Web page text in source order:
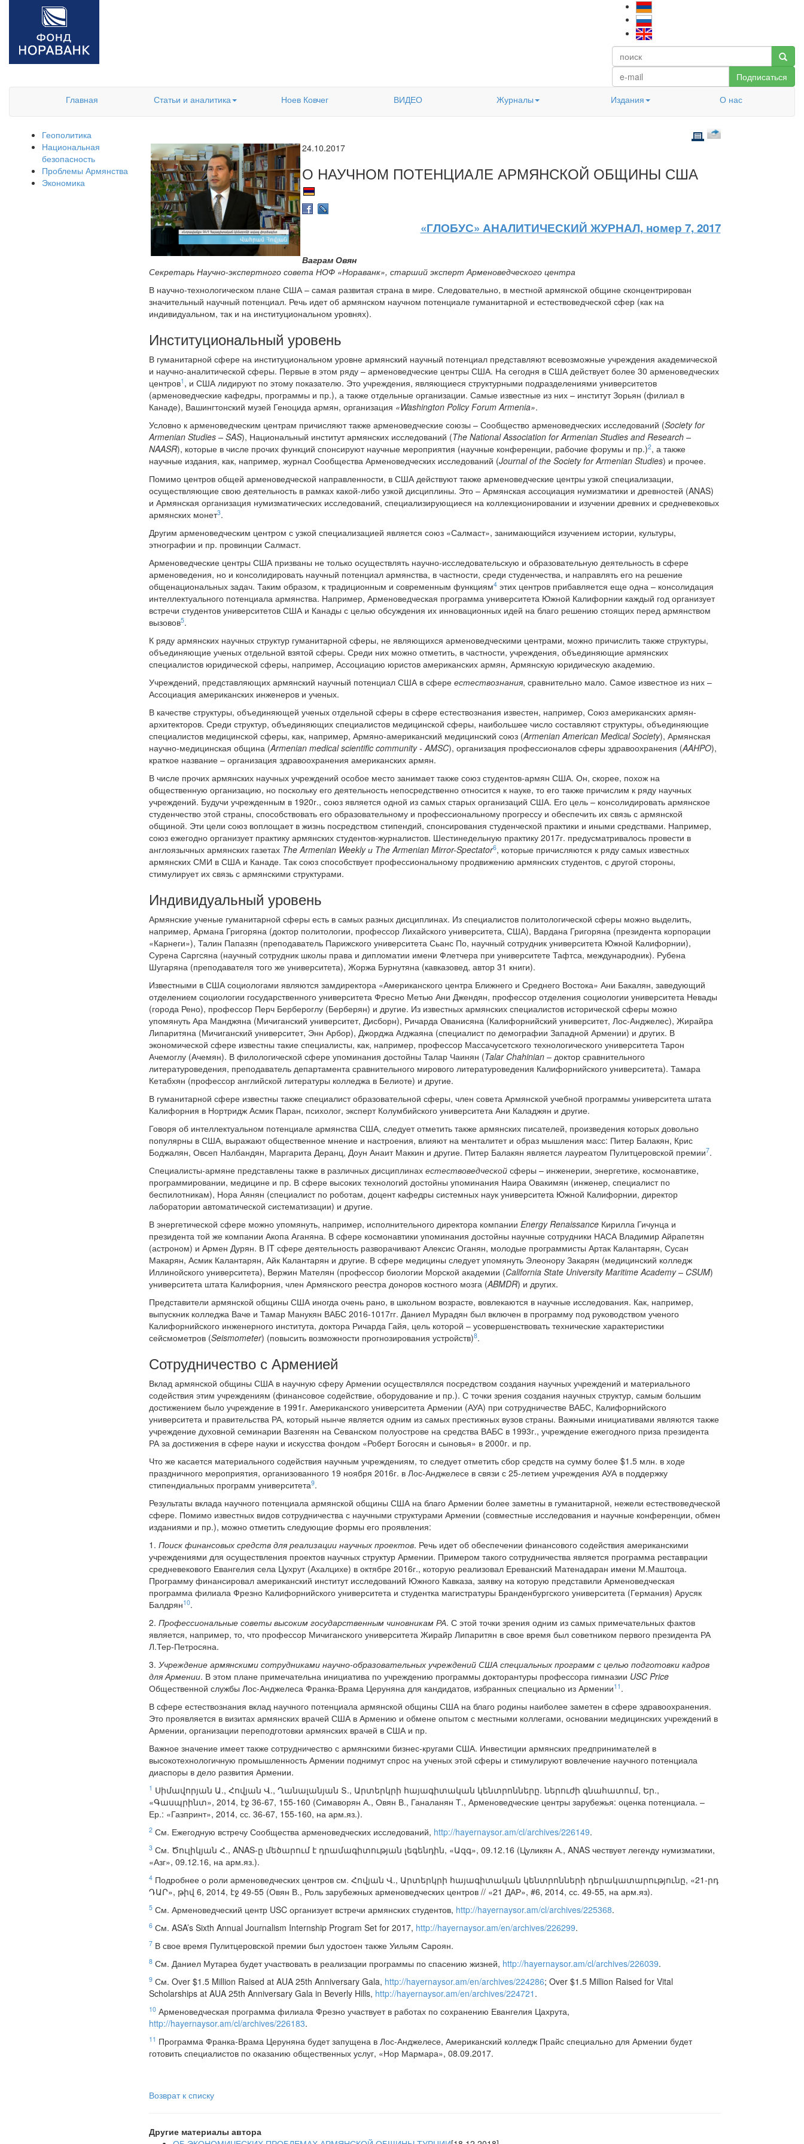
Подписаться
Главная
Статьи и аналитика Ноев Ковчег ВИДЕО Журналы Издания О нас
Геополитика
Национальная
безопасность
Проблемы Армянства
Экономика
24.10.2017
О НАУЧНОМ ПОТЕНЦИАЛЕ АРМЯНСКОЙ ОБЩИНЫ США
«ГЛОБУС» АНАЛИТИЧЕСКИЙ ЖУРНАЛ, номер 7, 2017
Ваграм Овян
Секретарь Научно-экспертного совета НОФ «Нораванк», старший эксперт Арменоведческого центра
В научно-технологическом плане США – самая развитая страна в мире. Следовательно, в местной армянской общине сконцентрирован
значительный научный потенциал. Речь идет об армянском научном потенциале гуманитарной и естествоведческой сфер (как на
индивидуальном, так и на институциональном уровнях).
Институциональный уровень
В гуманитарной сфере на институциональном уровне армянский научный потенциал представляют всевозможные учреждения академической
и научно-аналитической сферы. Первые в этом ряду – арменоведческие центры США. На сегодня в США действует более 30 арменоведческих
центров1 , и США лидируют по этому показателю. Это учреждения, являющиеся структурными подразделениями университетов
(арменоведческие кафедры, программы и пр.), а также отдельные организации. Самые известные из них – институт Зорьян (филиал в
Канаде), Вашингтонский музей Геноцида армян, организация «Washington Policy Forum Armenia».
Условно к арменоведческим центрам причисляют также арменоведческие союзы – Сообщество арменоведческих исследований (Society for
Armenian Studies – SAS), Национальный институт армянских исследований (The National Association for Armenian Studies and Research –
NAASR), которые в числе прочих функций спонсируют научные мероприятия (научные конференции, рабочие форумы и пр.)2, а также
научные издания, как, например, журнал Сообщества Арменоведческих исследований (Journal of the Society for Armenian Studies) и прочее.
Помимо центров общей арменоведческой направленности, в США действуют также арменоведческие центры узкой специализации,
осуществляющие свою деятельность в рамках какой-либо узкой дисциплины. Это – Армянская ассоциация нумизматики и древностей (ANAS)
и Армянская организация нумизматических исследований, специализирующиеся на коллекционировании и изучении древних и средневековых
армянских монет3.
Другим арменоведческим центром с узкой специализацией является союз «Салмаст», занимающийся изучением истории, культуры,
этнографии и пр. провинции Салмаст.
Арменоведческие центры США призваны не только осуществлять научно-исследовательскую и образовательную деятельность в сфере
арменоведения, но и консолидировать научный потенциал армянства, в частности, среди студенчества, и направлять его на решение
общенациональных задач. Таким образом, к традиционным и современным функциям4 этих центров прибавляется еще одна – консолидация
интеллектуального потенциала армянства. Например, Арменоведческая программа университета Южной Калифорнии каждый год организует
встречи студентов университетов США и Канады с целью обсуждения их инновационных идей на благо решению стоящих перед армянством
вызовов5.
К ряду армянских научных структур гуманитарной сферы, не являющихся арменоведческими центрами, можно причислить также структуры,
объединяющие ученых отдельной взятой сферы. Среди них можно отметить, в частности, учреждения, объединяющие армянских
специалистов юридической сферы, например, Ассоциацию юристов американских армян, Армянскую юридическую академию.
Учреждений, представляющих армянский научный потенциал США в сфере естествознания, сравнительно мало. Самое известное из них –
Ассоциация американских инженеров и ученых.
В качестве структуры, объединяющей ученых отдельной сферы в сфере естествознания известен, например, Союз американских армян-
архитекторов. Среди структур, объединяющих специалистов медицинской сферы, наибольшее число составляют структуры, объединяющие
специалистов медицинской сферы, как, например, Армяно-американский медицинский союз (Armenian American Medical Society), Армянская
научно-медицинская община (Armenian medical scientific community - AMSC), организация профессионалов сферы здравоохранения (AAHPO),
краткое название – организация здравоохранения американских армян.
В числе прочих армянских научных учреждений особое место занимает также союз студентов-армян США. Он, скорее, похож на
общественную организацию, но поскольку его деятельность непосредственно относится к науке, то его также причислим к ряду научных
учреждений. Будучи учрежденным в 1920г., союз является одной из самых старых организаций США. Его цель – консолидировать армянское
студенчество этой страны, способствовать его образовательному и профессиональному прогрессу и обеспечить их связь с армянской
общиной. Эти цели союз воплощает в жизнь посредством стипендий, спонсирования студенческой практики и иными средствами. Например,
союз ежегодно организует практику армянских студентов-журналистов. Шестинедельную практику 2017г. предусматривалось провести в
англоязычных армянских газетах The Armenian Weekly и The Armenian Mirror-Spectator6, которые причисляются к ряду самых известных
армянских СМИ в США и Канаде. Так союз способствует профессиональному продвижению армянских студентов, с другой стороны,
стимулирует их связь с армянскими структурами.
Индивидуальный уровень
Армянские ученые гуманитарной сферы есть в самых разных дисциплинах. Из специалистов политологической сферы можно выделить,
например, Армана Григоряна (доктор политологии, профессор Лихайского университета, США), Вардана Григоряна (президента корпорации
«Карнеги»), Талин Папазян (преподаватель Парижского университета Сьанс По, научный сотрудник университета Южной Калифорнии),
Сурена Саргсяна (научный сотрудник школы права и дипломатии имени Флетчера при университете Тафтса, международник). Рубена
Шугаряна (преподавателя того же университета), Жоржа Бурнутяна (кавказовед, автор 31 книги).
Известными в США социологами являются замдиректора «Американского центра Ближнего и Среднего Востока» Ани Бакалян, заведующий
отделением социологии государственного университета Фресно Метью Ани Джендян, профессор отделения социологии университета Невады
(города Рено), профессор Перч Бербероглу (Берберян) и другие. Из известных армянских специалистов исторической сферы можно
упомянуть Ара Манджяна (Мичиганский университет, Дисборн), Ричарда Ованисяна (Калифорнийский университет, Лос-Анджелес), Жирайра
Липаритяна (Мичиганский университет, Энн Арбор), Джорджа Агджаяна (специалист по демографии Западной Армении) и других. В
экономической сфере известны такие специалисты, как, например, профессор Массачусетского технологического университета Тарон
Ачемоглу (Ачемян). В филологической сфере упоминания достойны Талар Чаинян (Talar Chahinian – доктор сравнительного
литературоведения, преподаватель департамента сравнительного мирового литературоведения Калифорнийского университета). Тамара
Кетабхян (профессор английской литературы колледжа в Белиоте) и другие.
В гуманитарной сфере известны также специалист образовательной сферы, член совета Армянской учебной программы университета штата
Калифорния в Нортридж Асмик Паран, психолог, эксперт Колумбийского университета Ани Каладжян и другие.
Говоря об интеллектуальном потенциале армянства США, следует отметить также армянских писателей, произведения которых довольно
популярны в США, выражают общественное мнение и настроения, влияют на менталитет и образ мышления масс: Питер Балакян, Крис
Боджалян, Овсеп Налбандян, Маргарита Деранц, Доун Анаит Маккин и другие. Питер Балакян является лауреатом Пулитцеровской премии7.
Специалисты-армяне представлены также в различных дисциплинах естествоведческой сферы – инженерии, энергетике, космонавтике,
программировании, медицине и пр. В сфере высоких технологий достойны упоминания Наира Овакимян (инженер, специалист по
беспилотникам), Нора Аянян (специалист по роботам, доцент кафедры системных наук университета Южной Калифорнии, директор
лаборатории автоматической систематизации) и другие.
В энергетической сфере можно упомянуть, например, исполнительного директора компании Energy Renaissance Кирилла Гичунца и
президента той же компании Акопа Аганяна. В сфере космонавтики упоминания достойны научные сотрудники НАСА Владимир Айрапетян
(астроном) и Армен Дурян. В IT сфере деятельность разворачивают Алексис Оганян, молодые программисты Артак Калантарян, Сусан
Макарян, Асмик Калантарян, Айк Калантарян и другие. В сфере медицины следует упомянуть Элеонору Закарян (медицинский колледж
Иллинойского университета), Вержин Мателян (профессор биологии Морской академии (California State University Maritime Academy – CSUM)
университета штата Калифорния, член Армянского реестра доноров костного мозга (ABMDR) и других.
Представители армянской общины США иногда очень рано, в школьном возрасте, вовлекаются в научные исследования. Как, например,
выпускник колледжа Ваче и Тамар Манукян ВАБС 2016-1017гг. Даниел Мурадян был включен в программу под руководством ученого
Калифорнийского инженерного института, доктора Ричарда Гайя, цель которой – усовершенствовать технические характеристики
сейсмометров (Seismometer) (повысить возможности прогнозирования устройств)8.
Сотрудничество с Арменией
Вклад армянской общины США в научную сферу Армении осуществлялся посредством создания научных учреждений и материального
содействия этим учреждениям (финансовое содействие, оборудование и пр.). С точки зрения создания научных структур, самым большим
достижением было учреждение в 1991г. Американского университета Армении (АУА) при сотрудничестве ВАБС, Калифорнийского
университета и правительства РА, который нынче является одним из самых престижных вузов страны. Важными инициативами являются также
учреждение духовной семинарии Вазгенян на Севанском полуострове на средства ВАБС в 1993г., учреждение ежегодного приза президента
РА за достижения в сфере науки и искусства фондом «Роберт Богосян и сыновья» в 2000г. и пр.
Что же касается материального содействия научным учреждениям, то следует отметить сбор средств на сумму более $1.5 млн. в ходе
праздничного мероприятия, организованного 19 ноября 2016г. в Лос-Анджелесе в связи с 25-летием учреждения АУА в поддержку
стипендиальных программ университета9.
Результаты вклада научного потенциала армянской общины США на благо Армении более заметны в гуманитарной, нежели естествоведческой
сфере. Помимо известных видов сотрудничества с научными структурами Армении (совместные исследования и научные конференции, обмен
изданиями и пр.), можно отметить следующие формы его проявления:
1. Поиск финансовых средств для реализации научных проектов. Речь идет об обеспечении финансового содействия американскими
учреждениями для осуществления проектов научных структур Армении. Примером такого сотрудничества является программа реставрации
средневекового Евангелия села Цухрут (Ахалцихе) в октябре 2016г., которую реализовал Ереванский Матенадаран имени М.Маштоца.
Программу финансировал американский институт исследований Южного Кавказа, заявку на которую представили Арменоведческая
программа филиала Фрезно Калифорнийского университета и студентка магистратуры Бранденбургского университета (Германия) Арусяк
Балдрян10.
2. Профессиональные советы высоким государственным чиновникам РА. С этой точки зрения одним из самых примечательных фактов
является, например, то, что профессор Мичиганского университета Жирайр Липаритян в свое время был советником первого президента РА
Л.Тер-Петросяна.
3. Учреждение армянскими сотрудниками научно-образовательных учреждений США специальных программ с целью подготовки кадров
для Армении. В этом плане примечательна инициатива по учреждению программы докторантуры профессора гимназии USC Price
Общественной службы Лос-Анджелеса Франка-Врама Церуняна для кандидатов, избранных специально из Армении11 .
В сфере естествознания вклад научного потенциала армянской общины США на благо родины наиболее заметен в сфере здравоохранения.
Это проявляется в визитах армянских врачей США в Армению и обмене опытом с местными коллегами, основании медицинских учреждений в
Армении, организации переподготовки армянских врачей в США и пр.
Важное значение имеет также сотрудничество с армянскими бизнес-кругами США. Инвестиции армянских предпринимателей в
высокотехнологичную промышленность Армении поднимут спрос на ученых этой сферы и стимулируют вовлечение научного потенциала
диаспоры в дело развития Армении.
1 Սիմավորյան Ա., Հովյան Վ., Ղանալանյան Տ., Արտերկրի հայագիտական կենտրոնները. ներուժի գնահատում, Եր.,
«Գասպրինտ», 2014, էջ 36-67, 155-160 (Симаворян А., Овян В., Ганаланян Т., Арменоведческие центры зарубежья: оценка потенциала. –
Ер.: «Газпринт», 2014, сс. 36-67, 155-160, на арм.яз.).
2 См. Ежегодную встречу Сообщества арменоведческих исследований, http://hayernaysor.am/cl/archives/226149.
3 См. Ծուլիկյան Հ., ANAS-ը մեծարում է դրամագիտության լեգենդին, «Ազգ», 09.12.16 (Цуликян А., ANAS чествует легенду нумизматики,
«Азг», 09.12.16, на арм.яз.).
4 Подробнее о роли арменоведческих центров см. Հովյան Վ., Արտերկրի հայագիտական կենտրոնների դերակատարությունը, «21-րդ
ԴԱՐ», թիվ 6, 2014, էջ 49-55 (Овян В., Роль зарубежных арменоведческих центров // «21 ДАР», #6, 2014, сс. 49-55, на арм.яз).
5 См. Арменоведческий центр USC организует встречи армянских студентов, http://hayernaysor.am/cl/archives/225368.
6 См. ASA’s Sixth Annual Journalism Internship Program Set for 2017, http://hayernaysor.am/en/archives/226299.
7 В свое время Пулитцеровской премии был удостоен также Уильям Сароян.
8 См. Даниел Мутареа будет участвовать в реализации программы по спасению жизней, http://hayernaysor.am/cl/archives/226039.
9 См. Over $1.5 Million Raised at AUA 25th Anniversary Gala, http://hayernaysor.am/en/archives/224286; Over $1.5 Million Raised for Vital
Scholarships at AUA 25th Anniversary Gala in Beverly Hills, http://hayernaysor.am/en/archives/224721 .
10 Арменоведческая программа филиала Фрезно участвует в работах по сохранению Евангелия Цахрута,
http://hayernaysor.am/cl/archives/226183.
11 Программа Франка-Врама Церуняна будет запущена в Лос-Анджелесе, Американский колледж Прайс специально для Армении будет
готовить специалистов по оказанию общественных услуг, «Нор Мармара», 08.09.2017.
Возврат к списку
Другие материалы автора